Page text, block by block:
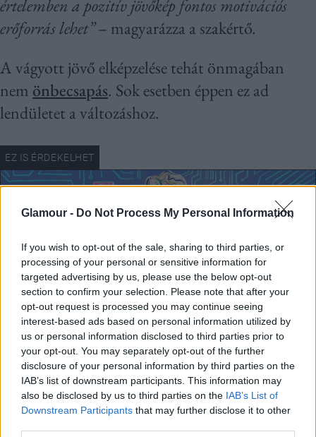
Glamour - Do Not Process My Personal Information
If you wish to opt-out of the sale, sharing to third parties, or
processing of your personal or sensitive information for
targeted advertising by us, please use the below opt-out
section to confirm your selection. Please note that after your
opt-out request is processed you may continue seeing
interest-based ads based on personal information utilized by
us or personal information disclosed to third parties prior to
your opt-out. You may separately opt-out of the further
disclosure of your personal information by third parties on the
IAB’s list of downstream participants. This information may
also be disclosed by us to third parties on the IAB’s List of
Downstream Participants that may further disclose it to other
értelemben a pozitív jövőkép fontos motivációs
erőforrás lehet”– magyarázza a szakértő.
A vágyott jövő elképzelése tehát önmagában
nem önbecsapás. Sok esetben éppen ez ad
lendületet a változáshoz.
Így teszi tönkre a mesterséges
intelligencia az önbizalmunkat, és még
csak észre sem vesszük